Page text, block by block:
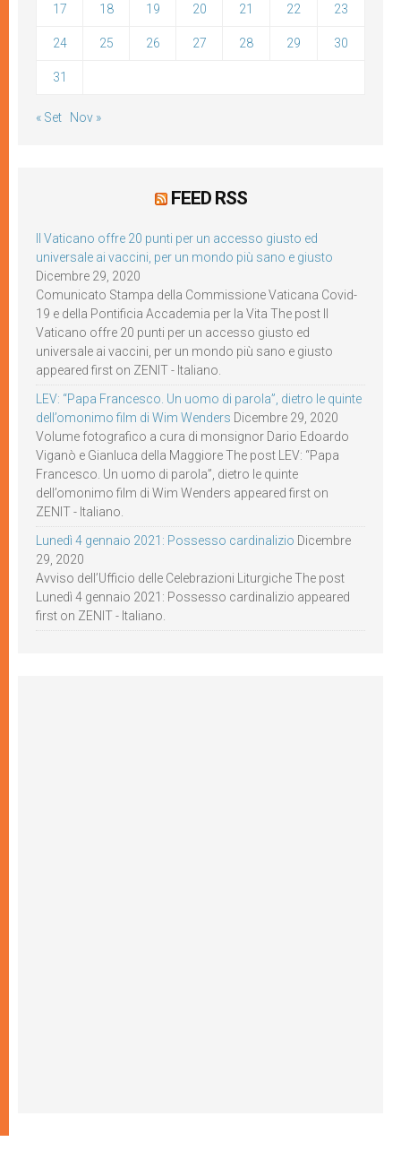
17 18 19 20 21 22 23
24 25 26 27 28 29 30
31
« Set Nov »
FEED RSS
Il Vaticano offre 20 punti per un accesso giusto ed
universale ai vaccini, per un mondo più sano e giusto
Dicembre 29, 2020
Comunicato Stampa della Commissione Vaticana Covid-
19 e della Pontificia Accademia per la Vita The post Il
Vaticano offre 20 punti per un accesso giusto ed
universale ai vaccini, per un mondo più sano e giusto
appeared first on ZENIT - Italiano.
LEV: “Papa Francesco. Un uomo di parola”, dietro le quinte
dell’omonimo film di Wim Wenders Dicembre 29, 2020
Volume fotografico a cura di monsignor Dario Edoardo
Viganò e Gianluca della Maggiore The post LEV: “Papa
Francesco. Un uomo di parola”, dietro le quinte
dell’omonimo film di Wim Wenders appeared first on
ZENIT - Italiano.
Lunedì 4 gennaio 2021: Possesso cardinalizio Dicembre
29, 2020
Avviso dell’Ufficio delle Celebrazioni Liturgiche The post
Lunedì 4 gennaio 2021: Possesso cardinalizio appeared
first on ZENIT - Italiano.